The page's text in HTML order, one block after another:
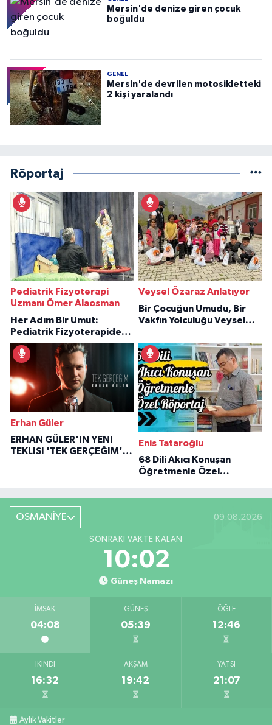
Mersin'de denize giren çocuk
boğuldu
GENEL
Mersin'de devrilen motosikletteki
2 kişi yaralandı
Röportaj
Pediatrik Fizyoterapi
Uzmanı Ömer Alaosman
Her Adım Bir Umut:
Pediatrik Fizyoterapiden
İlham Veren Hikâyeler
Veysel Özaraz Anlatıyor
Bir Çocuğun Umudu, Bir
Vakfın Yolculuğu Veysel
Erhan Güler
ERHAN GÜLER'IN YENI
TEKLISI 'TEK GERÇEĞIM'LE
Enis Tataroğlu
68 Dili Akıcı Konuşan
Öğretmenle Özel
OSMANİYE 09.08.2026
SONRAKI VAKTE KALAN
10:00
Güneş Namazı
İMSAK
04:08
GÜNEŞ
05:39
ÖĞLE
12:46
İKINDI
16:32
AKŞAM
19:42
YATSI
21:07
Aylık Vakitler